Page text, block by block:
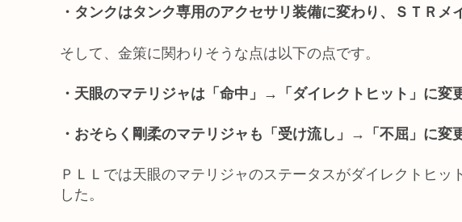
・タンクはタンク専用のアクセサリ装備に変わり、ＳＴＲ
そして、金策に関わりそうな点は以下の点です。
・天眼のマテリジャは「命中」→「ダイレクトヒット」に変
・おそらく剛柔のマテリジャも「受け流し」→「不屈」に変
ＰＬＬでは天眼のマテリジャのステータスがダイレクトヒッ
した。